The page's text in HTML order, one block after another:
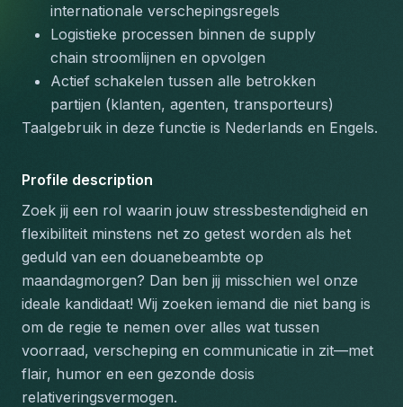
internationale verschepingsregels
Logistieke processen binnen de supply
chain stroomlijnen en opvolgen
Actief schakelen tussen alle betrokken
partijen (klanten, agenten, transporteurs)
Taalgebruik in deze functie is Nederlands en Engels.
Profile description
Zoek jij een rol waarin jouw stressbestendigheid en
flexibiliteit minstens net zo getest worden als het
geduld van een douanebeambte op
maandagmorgen? Dan ben jij misschien wel onze
ideale kandidaat! Wij zoeken iemand die niet bang is
om de regie te nemen over alles wat tussen
voorraad, verscheping en communicatie in zit—met
flair, humor en een gezonde dosis
relativeringsvermogen.